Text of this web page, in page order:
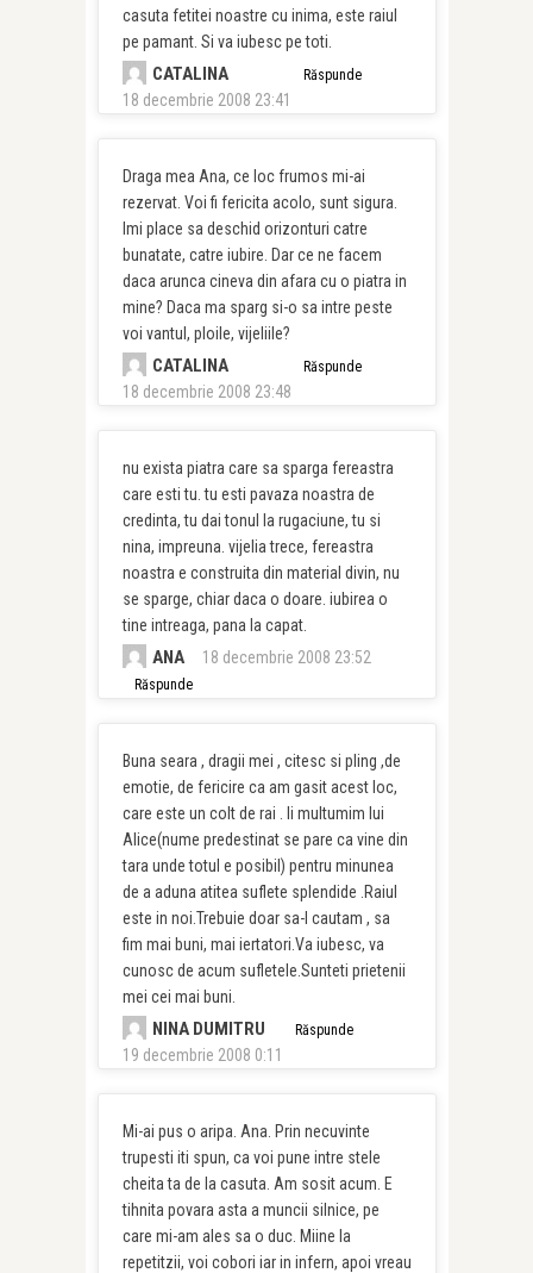
casuta fetitei noastre cu inima, este raiul
pe pamant. Si va iubesc pe toti.
CATALINA
18 decembrie 2008 23:41
Răspunde
Draga mea Ana, ce loc frumos mi-ai
rezervat. Voi fi fericita acolo, sunt sigura.
Imi place sa deschid orizonturi catre
bunatate, catre iubire. Dar ce ne facem
daca arunca cineva din afara cu o piatra in
mine? Daca ma sparg si-o sa intre peste
voi vantul, ploile, vijeliile?
CATALINA
18 decembrie 2008 23:48
Răspunde
nu exista piatra care sa sparga fereastra
care esti tu. tu esti pavaza noastra de
credinta, tu dai tonul la rugaciune, tu si
nina, impreuna. vijelia trece, fereastra
noastra e construita din material divin, nu
se sparge, chiar daca o doare. iubirea o
tine intreaga, pana la capat.
ANA 18 decembrie 2008 23:52
Răspunde
Buna seara , dragii mei , citesc si pling ,de
emotie, de fericire ca am gasit acest loc,
care este un colt de rai . Ii multumim lui
Alice(nume predestinat se pare ca vine din
tara unde totul e posibil) pentru minunea
de a aduna atitea suflete splendide .Raiul
este in noi.Trebuie doar sa-l cautam , sa
fim mai buni, mai iertatori.Va iubesc, va
cunosc de acum sufletele.Sunteti prietenii
mei cei mai buni.
NINA DUMITRU
19 decembrie 2008 0:11
Răspunde
Mi-ai pus o aripa. Ana. Prin necuvinte
trupesti iti spun, ca voi pune intre stele
cheita ta de la casuta. Am sosit acum. E
tihnita povara asta a muncii silnice, pe
care mi-am ales sa o duc. Miine la
repetitzii, voi cobori iar in infern, apoi vreau